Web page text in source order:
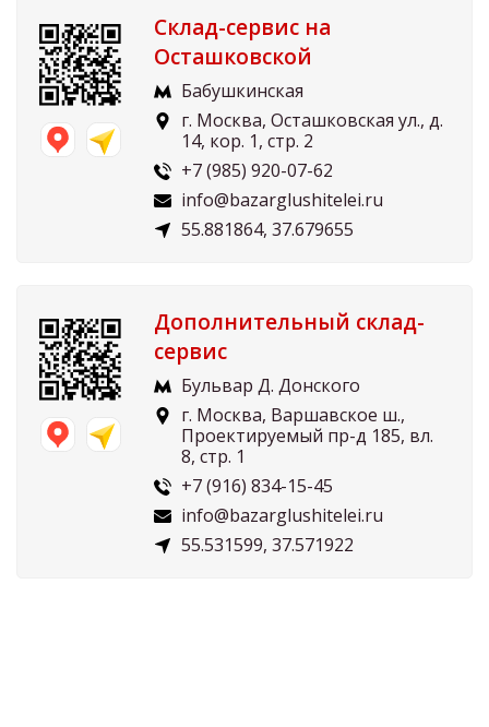
Склад-сервис на
Осташковской
Бабушкинская
г. Москва, Осташковская ул., д.
14, кор. 1, стр. 2
+7 (985) 920-07-62
info@bazarglushitelei.ru
55.881864, 37.679655
Дополнительный склад-
сервис
Бульвар Д. Донского
г. Москва, Варшавское ш.,
Проектируемый пр-д 185, вл.
8, стр. 1
+7 (916) 834-15-45
info@bazarglushitelei.ru
55.531599, 37.571922